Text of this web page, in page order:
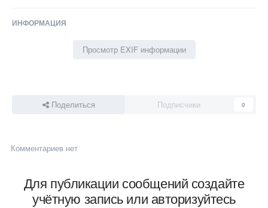
ИНФОРМАЦИЯ
Просмотр EXIF информации
Поделиться Подписчики 0
Комментариев нет
Для публикации сообщений создайте
учётную запись или авторизуйтесь